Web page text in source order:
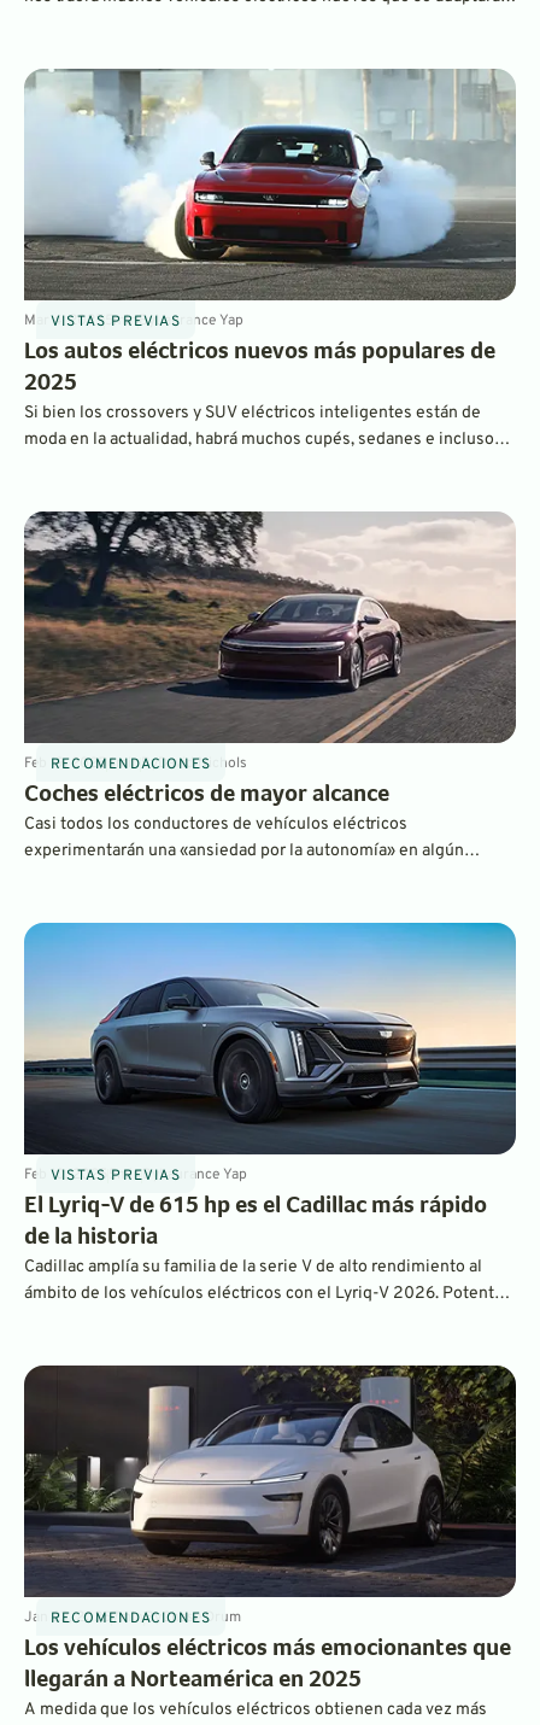
VISTAS PREVIAS
Mar 4, 2025 5minByLaurance Yap
Los autos eléctricos nuevos más populares de
2025
Si bien los crossovers y SUV eléctricos inteligentes están de
moda en la actualidad, habrá muchos cupés, sedanes e incluso
RECOMENDACIONES
Feb 19, 20256minByDavid Nichols
Coches eléctricos de mayor alcance
Casi todos los conductores de vehículos eléctricos
experimentarán una «ansiedad por la autonomía» en algún
ofrecen la mayor tranquilidad.
VISTAS PREVIAS
Feb 10, 2025 5minByLaurance Yap
El Lyriq-V de 615 hp es el Cadillac más rápido
de la historia
Cadillac amplía su familia de la serie V de alto rendimiento al
ámbito de los vehículos eléctricos con el Lyriq-V 2026. Potente,
RECOMENDACIONES
Jan 22, 20257minByChase Drum
Los vehículos eléctricos más emocionantes que
llegarán a Norteamérica en 2025
A medida que los vehículos eléctricos obtienen cada vez más